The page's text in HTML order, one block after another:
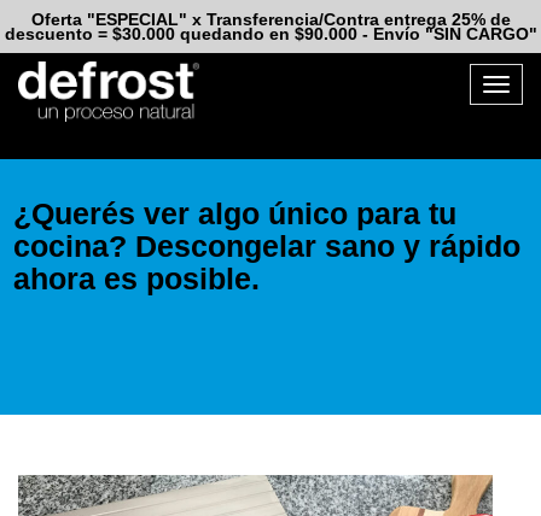
Oferta "ESPECIAL" x Transferencia/Contra entrega 25% de
descuento = $30.000 quedando en $90.000 - Envío "SIN CARGO"
¿Querés ver algo único para tu
cocina? Descongelar sano y rápido
ahora es posible.